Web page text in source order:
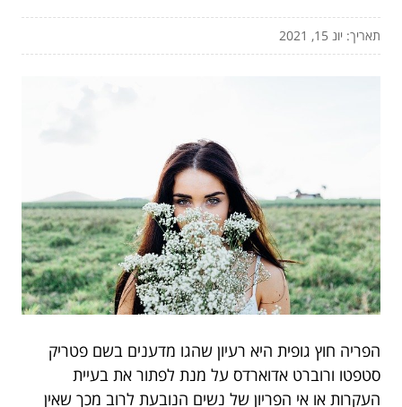
תאריך: יונ 15, 2021
הפריה חוץ גופית היא רעיון שהגו מדענים בשם פטריק
סטפטו ורוברט אדוארדס על מנת לפתור את בעיית
העקרות או אי הפריון של נשים הנובעת לרוב מכך שאין